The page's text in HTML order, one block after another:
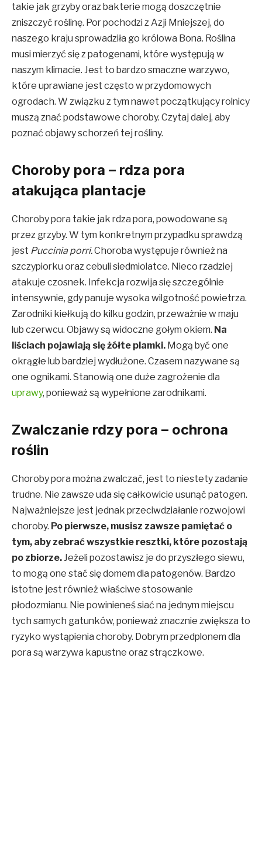
takie jak grzyby oraz bakterie mogą doszczętnie
zniszczyć roślinę. Por pochodzi z Azji Mniejszej, do
naszego kraju sprowadziła go królowa Bona. Roślina
musi mierzyć się z patogenami, które występują w
naszym klimacie. Jest to bardzo smaczne warzywo,
które uprawiane jest często w przydomowych
ogrodach. W związku z tym nawet początkujący rolnicy
muszą znać podstawowe choroby. Czytaj dalej, aby
poznać objawy schorzeń tej rośliny.
Choroby pora – rdza pora
atakująca plantacje
Choroby pora takie jak rdza pora, powodowane są
przez grzyby. W tym konkretnym przypadku sprawdzą
jest Puccinia porri.Choroba występuje również na
szczypiorku oraz cebuli siedmiolatce. Nieco rzadziej
atakuje czosnek. Infekcja rozwija się szczególnie
intensywnie, gdy panuje wysoka wilgotność powietrza.
Zarodniki kiełkują do kilku godzin, przeważnie w maju
lub czerwcu. Objawy są widoczne gołym okiem. Na
liściach pojawiają się żółte plamki. Mogą być one
okrągłe lub bardziej wydłużone. Czasem nazywane są
one ognikami. Stanowią one duże zagrożenie dla
uprawy, ponieważ są wypełnione zarodnikami.
Zwalczanie rdzy pora – ochrona
roślin
Choroby pora można zwalczać, jest to niestety zadanie
trudne. Nie zawsze uda się całkowicie usunąć patogen.
Najważniejsze jest jednak przeciwdziałanie rozwojowi
choroby. Po pierwsze, musisz zawsze pamiętać o
tym, aby zebrać wszystkie resztki, które pozostają
po zbiorze.Jeżeli pozostawisz je do przyszłego siewu,
to mogą one stać się domem dla patogenów. Bardzo
istotne jest również właściwe stosowanie
płodozmianu. Nie powinieneś siać na jednym miejscu
tych samych gatunków, ponieważ znacznie zwiększa to
ryzyko wystąpienia choroby. Dobrym przedplonem dla
pora są warzywa kapustne oraz strączkowe.